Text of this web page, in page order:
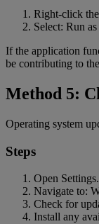
Right-click
Select: Run
If the application
be contributing to
Method 5:
Operating system
Steps
Open Settings.
Navigate to:
Check for
Install any